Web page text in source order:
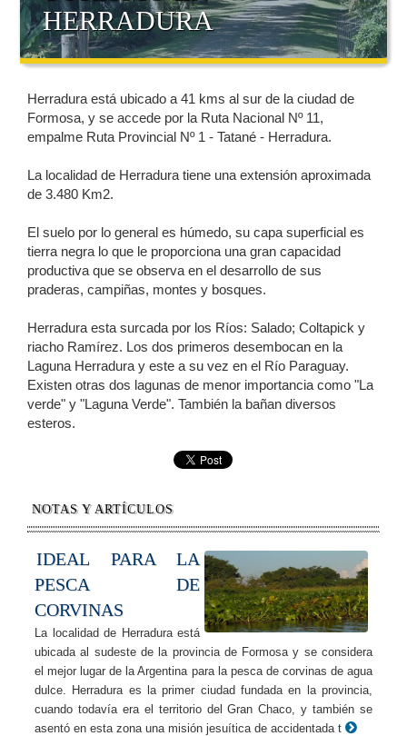
HERRADURA
Herradura está ubicado a 41 kms al sur de la ciudad de
Formosa, y se accede por la Ruta Nacional Nº 11,
empalme Ruta Provincial Nº 1 - Tatané - Herradura.
La localidad de Herradura tiene una extensión aproximada
de 3.480 Km2.
El suelo por lo general es húmedo, su capa superficial es
tierra negra lo que le proporciona una gran capacidad
productiva que se observa en el desarrollo de sus
praderas, campiñas, montes y bosques.
Herradura esta surcada por los Ríos: Salado; Coltapick y
riacho Ramírez. Los dos primeros desembocan en la
Laguna Herradura y este a su vez en el Río Paraguay.
Existen otras dos lagunas de menor importancia como "La
verde" y "Laguna Verde". También la bañan diversos
esteros.
NOTAS Y ARTÍCULOS
IDEAL PARA LA
PESCA DE
CORVINAS
La localidad de Herradura está
ubicada al sudeste de la provincia de Formosa y se considera
el mejor lugar de la Argentina para la pesca de corvinas de agua
dulce. Herradura es la primer ciudad fundada en la provincia,
cuando todavía era el territorio del Gran Chaco, y también se
asentó en esta zona una misión jesuítica de accidentada t